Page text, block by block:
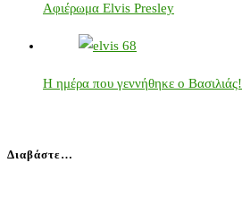
Αφιέρωμα Elvis Presley
Η ημέρα που γεννήθηκε ο Βασιλιάς!
Διαβάστε…